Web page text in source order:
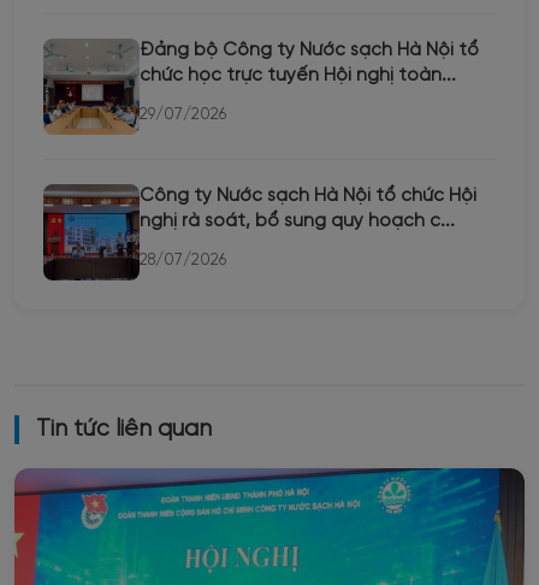
Đảng bộ Công ty Nước sạch Hà Nội tổ
chức học trực tuyến Hội nghị toàn...
29/07/2026
Công ty Nước sạch Hà Nội tổ chức Hội
nghị rà soát, bổ sung quy hoạch c...
28/07/2026
Tin tức liên quan